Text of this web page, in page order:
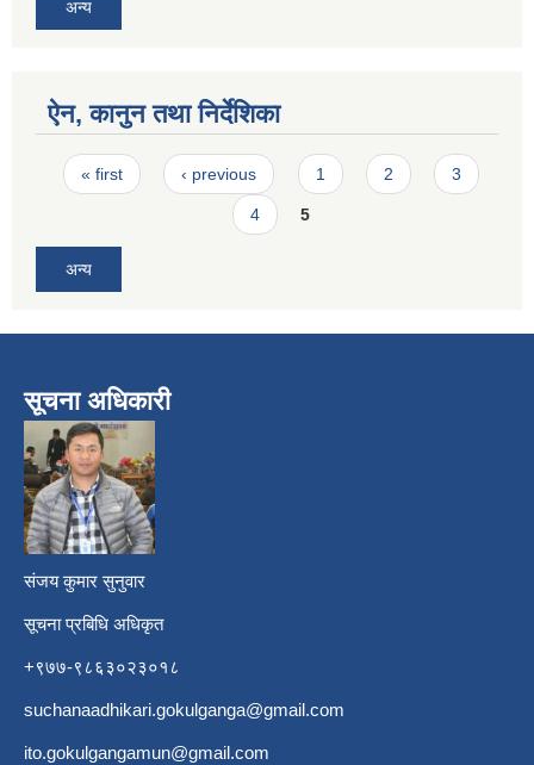
अन्य
ऐन, कानुन तथा निर्देशिका
Pages
« first ‹ previous 1 2 3
4 5
अन्य
सूचना अधिकारी
संजय कुमार सुनुवार
सूचना प्रबिधि अधिकृत
+९७७-९८६३०२३०१८
suchanaadhikari.gokulganga@gmail.com
ito.gokulgangamun@gmail.com